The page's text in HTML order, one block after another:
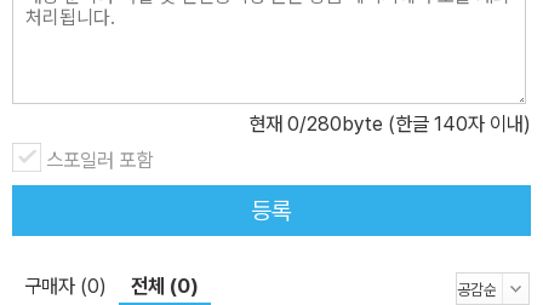
대한 현상학적인 분석들은 그동안 피상적인 설명만을 제공해 왔을 뿐
바이오및뇌공학과 교수인 저자는 이에 대한 문제의식을 가지고, 《네
이처》, 《사이언스》 등 유수 학술지에 실린 사회심리학, 행동경제학,
뇌과학, 유전학, 진화론의 연구들을 종합해 인간의 정치 성향과 행동
을 본질부터 파헤친다. 보수를 어떻게 이해할 것인가 하는 물음으로
생물학적 종으로서의 인간을 철학적으로 고찰하는 데까지 나아간다.
현재 0/280byte (한글 140자 이내)
스포일러 포함
등록
구매자 (0) 전체 (0)